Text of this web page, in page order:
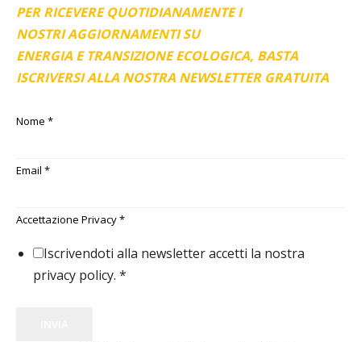
PER RICEVERE QUOTIDIANAMENTE I
NOSTRI AGGIORNAMENTI SU
ENERGIA E TRANSIZIONE ECOLOGICA, BASTA
ISCRIVERSI ALLA NOSTRA NEWSLETTER GRATUITA
Nome *
Email *
Accettazione Privacy*
Iscrivendoti alla newsletter accetti la nostra
privacy policy. *